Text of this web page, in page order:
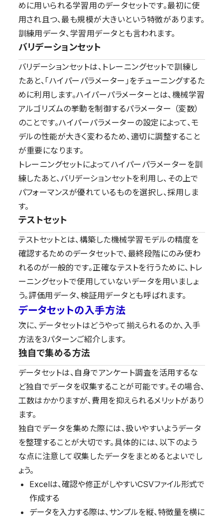
めに用いられる学習用のデータセットです。最初に使
用され且つ、最も規模が大きいという特徴があります。
訓練用データ、学習用データとも言われます。
バリデーションセット
バリデーションセットは、トレーニングセットで訓練し
たあと、「ハイパーパラメーター」をチューニングするた
めに利用します。ハイパーパラメーターとは、機械学習
アルゴリズムの挙動を制御するパラメーター （変数）
のことです。ハイパーパラメーターの設定によって、モ
デルの性能が大きく変わるため、適切に調整すること
が重要になります。
トレーニングセットによってハイパーパラメーターを訓
練したあと、バリデーションセットを利用し、その上で
パフォーマンスが優れているものを選択し、採用しま
す。
テストセット
テストセットとは、構築した機械学習モデルの精度を
確認するためのデータセットで、最終段階にのみ使わ
れるのが一般的です。正確なテストを行うために、トレ
ーニングセットで使用していないデータを用いましょ
う。評価用データ、検証用データとも呼ばれます。
データセットの入手方法
次に、データセットはどうやって揃えられるのか、入手
方法を3パターンご紹介します。
独自で集める方法
データセットは、自身でアンケート調査を活用するな
ど独自でデータを収集することが可能です。その場合、
工数はかかりますが、費用を抑えられるメリットがあり
ます。
独自でデータを集めた際には、扱いやすいようデータ
を整理することが大切です。具体的には、以下のよう
な点に注意して収集したデータをまとめるとよいでし
ょう。
Excelは、確認や修正がしやすいCSVファイル形式で
作成する
データを入力する際は、サンプルを縦、特徴量を横に